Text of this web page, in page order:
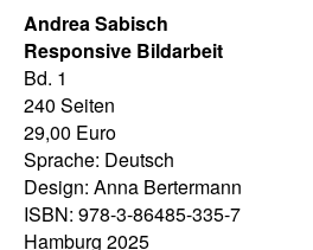
Andrea Sabisch
Responsive Bildarbeit
Bd. 1
240 Seiten
29,00 Euro
Sprache: Deutsch
Design: Anna Bertermann
ISBN: 978-3-86485-335-7
Hamburg 2025